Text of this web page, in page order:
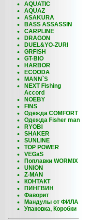
AQUATIC
AQUAZ
ASAKURA
BASS ASSASSIN
CARPLINE
DRAGON
DUEL&YO-ZURI
GRFISH
GT-BIO
HARBOR
ECOODA
MANN`S
NEXT Fishing
Accord
NOEBY
FINS
Одежда COMFORT
Одежда Fisher man
RYOBI
SHAKER
SUNLINE
TOP POWER
VEGaS
Поплавки WORMIX
UNION
Z-MAN
КОНТАКТ
ПИНГВИН
Фаворит
Мандулы от ФИЛА
Упаковка, Коробки